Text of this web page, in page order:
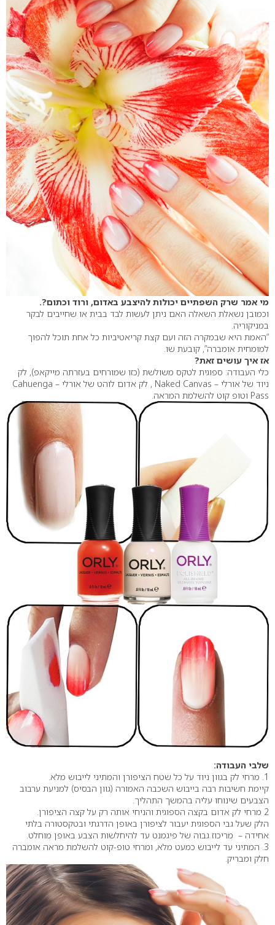
מי אמר שרק השפתיים יכולות להיצבע באדום, ורוד וכתום?.
וכמובן נשאלת השאלה האם ניתן לעשות לבד בבית או שחייבים לבקר
במניקוריה.
“האמת היא שבמקרה הזה ועם קצת קריאטיביות כל אחת תוכל להפוך
למומחית אומברה”, קובעת שו.
אז איך עושים זאת?
כלי העבודה: ספוגית לטקס משולשת (כזו שמורחים בעזרתה מייקאפ), לק
ניוד של אורלי – Naked Canvas , לק אדום לוהט של אורלי – Cahuenga
Pass וטופ קוט להשלמת המראה.
שלבי העבודה:
1. מרחי לק בגוון ניוד על כל שטח הציפורן והמתיני לייבוש מלא.
קיימת חשיבות רבה בייבוש השכבה האמורה (גוון הבסיס) למניעת ערבוב
הצבעים שינוחו עליה בהמשך התהליך.
2 מרחי לק אדום בקצה הספוגית והניחי אותה רק על קצה הציפורן.
הלק שעל גבי הספוגית יעבור לציפורן באופן הדרגתי ובטקסטורה בלתי
אחידה – מריכוז גבוה של פיגמנט עד להיחלשות הצבע באופן מוחלט.
3. המתיני עד לייבוש כמעט מלא, ומרחי טופ-קוט להשלמת מראה אומברה
חלק ומבריק.